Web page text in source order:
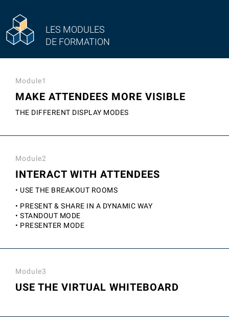
LES MODULES
DE FORMATION
Module1
MAKE ATTENDEES MORE VISIBLE
THE DIFFERENT DISPLAY MODES
Module2
INTERACT WITH ATTENDEES
• USE THE BREAKOUT ROOMS
• PRESENT & SHARE IN A DYNAMIC WAY
• STANDOUT MODE
• PRESENTER MODE
Module3
USE THE VIRTUAL WHITEBOARD